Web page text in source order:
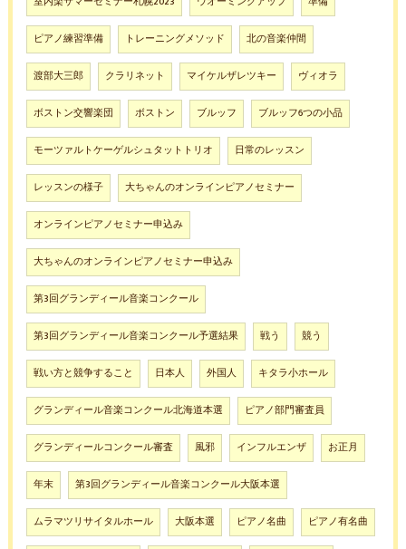
ピアノ練習準備 トレーニングメソッド 北の音楽仲間
渡部大三郎 クラリネット マイケルザレツキー ヴィオラ
ボストン交響楽団 ボストン ブルッフ ブルッフ6つの小品
モーツァルトケーゲルシュタットトリオ 日常のレッスン
レッスンの様子 大ちゃんのオンラインピアノセミナー
オンラインピアノセミナー申込み
大ちゃんのオンラインピアノセミナー申込み
第3回グランディール音楽コンクール
第3回グランディール音楽コンクール予選結果 戦う 競う
戦い方と競争すること 日本人 外国人 キタラ小ホール
グランディール音楽コンクール北海道本選 ピアノ部門審査員
グランディールコンクール審査 風邪 インフルエンザ お正月
年末 第3回グランディール音楽コンクール大阪本選
ムラマツリサイタルホール 大阪本選 ピアノ名曲 ピアノ有名曲